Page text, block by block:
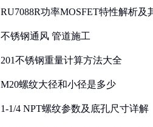
RU7088R功率MOSFET特性解析及
不锈钢通风 管道施工
201不锈钢重量计算方法大全
M20螺纹大径和小径是多少
1-1/4 NPT螺纹参数及底孔尺寸详解